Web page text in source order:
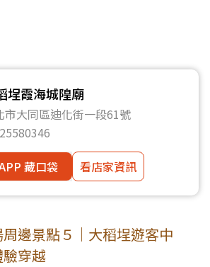
埕霞海城隍廟
市大同區迪化街一段61號
藏口袋
看店家資訊
邊景點５｜大稻埕遊客中
穿越